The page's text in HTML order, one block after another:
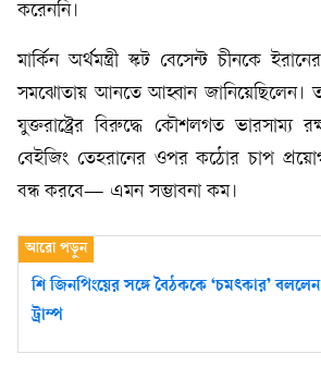
করেননি।
মার্কিন অর্থমন্ত্রী স্কট বেসেন্ট চীনকে
সমঝোতায় আনতে আহ্বান জানিয়েছিলেন।
যুক্তরাষ্ট্রের বিরুদ্ধে কৌশলগত ভারসাম্য
বেইজিং তেহরানের ওপর কঠোর চাপ
বন্ধ করবে— এমন সম্ভাবনা কম।
শি জিনপিংয়ের সঙ্গে বৈঠককে ‘চমৎকার’ বললেন
ট্রাম্প